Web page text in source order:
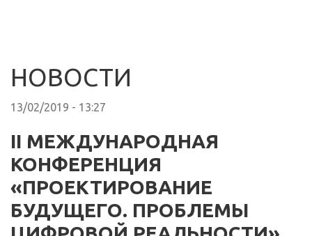
НОВОСТИ
13/02/2019 - 13:27
II МЕЖДУНАРОДНАЯ
КОНФЕРЕНЦИЯ
«ПРОЕКТИРОВАНИЕ
БУДУЩЕГО. ПРОБЛЕМЫ